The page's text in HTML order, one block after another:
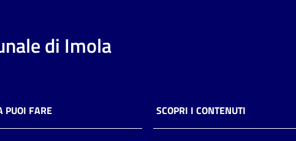
di Imola
PUOI FARE SCOPRI I CONTENUTI